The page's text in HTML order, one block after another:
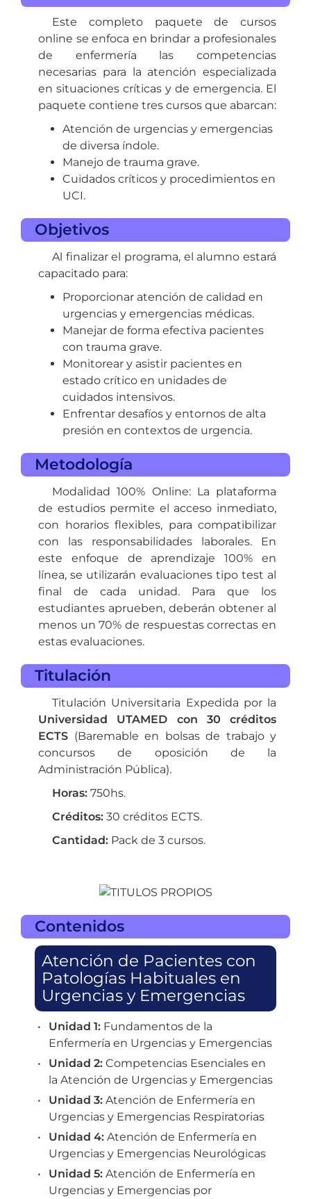
Este completo paquete de cursos
online se enfoca en brindar a profesionales
de enfermería las competencias
necesarias para la atención especializada
en situaciones críticas y de emergencia. El
paquete contiene tres cursos que abarcan:
Atención de urgencias y emergencias
de diversa índole.
Manejo de trauma grave.
Cuidados críticos y procedimientos en
UCI.
Objetivos
Al finalizar el programa, el alumno estará
capacitado para:
Proporcionar atención de calidad en
urgencias y emergencias médicas.
Manejar de forma efectiva pacientes
con trauma grave.
Monitorear y asistir pacientes en
estado crítico en unidades de
cuidados intensivos.
Enfrentar desafíos y entornos de alta
presión en contextos de urgencia.
Metodología
Modalidad 100% Online: La plataforma
de estudios permite el acceso inmediato,
con horarios flexibles, para compatibilizar
con las responsabilidades laborales. En
este enfoque de aprendizaje 100% en
línea, se utilizarán evaluaciones tipo test al
final de cada unidad. Para que los
estudiantes aprueben, deberán obtener al
menos un 70% de respuestas correctas en
estas evaluaciones.
Titulación
Titulación Universitaria Expedida por la
Universidad UTAMED con 30 créditos
ECTS (Baremable en bolsas de trabajo y
concursos de oposición de la
Administración Pública).
Horas: 750hs.
Créditos: 30 créditos ECTS.
Cantidad: Pack de 3 cursos.
Contenidos
Atención de Pacientes con
Patologías Habituales en
Urgencias y Emergencias
Unidad 1: Fundamentos de la
Enfermería en Urgencias y Emergencias
Unidad 2: Competencias Esenciales en
la Atención de Urgencias y Emergencias
Unidad 3: Atención de Enfermería en
Urgencias y Emergencias Respiratorias
Unidad 4: Atención de Enfermería en
Urgencias y Emergencias Neurológicas
Unidad 5: Atención de Enfermería en
Urgencias y Emergencias por